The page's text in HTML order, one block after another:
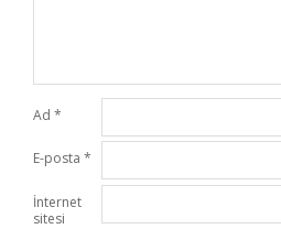
Ad *
E-posta *
İnternet
sitesi